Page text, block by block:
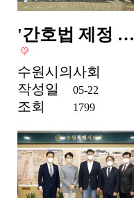
'간호법 제정 …
수원시의사회
작성일
05-22
조회 1799